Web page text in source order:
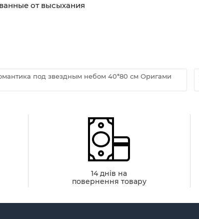
от высыхания
под звездным небом 40*80 см Оригами
14 днів на
повернення товару